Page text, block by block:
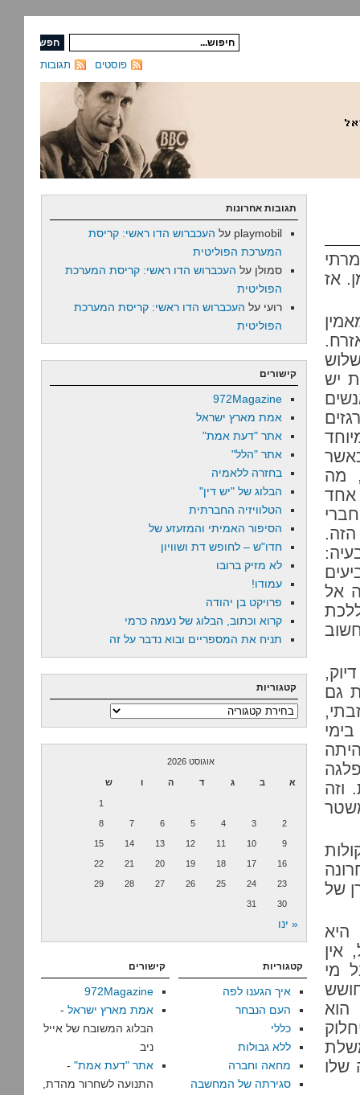
תגובות פוסטים
אז
יש
מה
אחד
אל
1988 (ליתר דיוק,
גם
כך – בימי
היתה
וזה
של
היא
אין
מי
הוא
שלו
תגובות אחרונות
playmobil על העכברוש הדו ראשי: קריסת
המערכת הפוליטית
סמולן על העכברוש הדו ראשי: קריסת המערכת
הפוליטית
רועי על העכברוש הדו ראשי: קריסת המערכת
הפוליטית
קישורים
972Magazine
אמת מארץ ישראל
אתר "דעת אמת"
אתר "הלל"
בחזרה ללאמיה
הבלוג של "יש דין"
הטלוויזיה החברתית
הסיפור האמיתי והמזעזע של
חדו"ש – לחופש דת ושוויון
לא מזיק ברובו
עמודו!
פרויקט בן יהודה
קרוא וכתוב, הבלוג של נעמה כרמי
תניח את המספריים ובוא נדבר על זה
קטגוריות
קטגוריות
אוגוסט 2026
א ב ג ד ה ו ש
1
2
3
4
5
6
7
8
9
10
11
12
13
14
15
16
17
18
19
20
21
22
23
24
25
26
27
28
29
30
31
« ינו
קטגוריות
איך הגענו לפה
העם הנבחר
כללי
ללא גבולות
מחאה וחברה
סגירתה של המחשבה
קישורים
972Magazine
אמת מארץ ישראל -
הבלוג המשובח של אייל
ניב
אתר "דעת אמת" -
התנועה לשחרור מהדת,